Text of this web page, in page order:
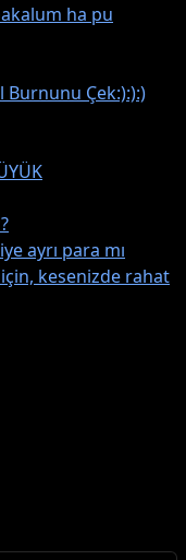
ha pu
Burnunu Çek:):):)
ayrı para mı
kesenizde rahat